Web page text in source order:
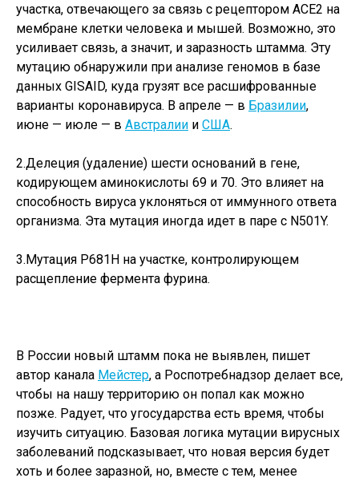
участка, отвечающего за связь с рецептором ACE2 на
мембране клетки человека и мышей. Возможно, это
усиливает связь, а значит, и заразность штамма. Эту
мутацию обнаружили при анализе геномов в базе
данных GISAID, куда грузят все расшифрованные
варианты коронавируса. В апреле — в Бразилии,
июне — июле — в Австралии и США.
2.Делеция (удаление) шести оснований в гене,
кодирующем аминокислоты 69 и 70. Это влияет на
способность вируса уклоняться от иммунного ответа
организма. Эта мутация иногда идет в паре с N501Y.
3.Мутация P681H на участке, контролирующем
расщепление фермента фурина.
В России новый штамм пока не выявлен, пишет
автор канала Мейстер, а Роспотребнадзор делает все,
чтобы на нашу территорию он попал как можно
позже. Радует, что угосударства есть время, чтобы
изучить ситуацию. Базовая логика мутации вирусных
заболеваний подсказывает, что новая версия будет
хоть и более заразной, но, вместе с тем, менее